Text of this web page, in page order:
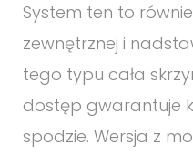
System ten to
zewnętrznej i
tego typu cała
dostęp gwarantuje
spodzie. Wersja z